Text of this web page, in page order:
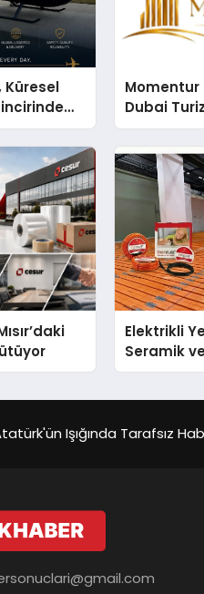
Küresel
Açılıyor
Momentur
Dubai
Yaratıyor
Elektrikli
Seramik
En Verimli
Işığında Tarafsız